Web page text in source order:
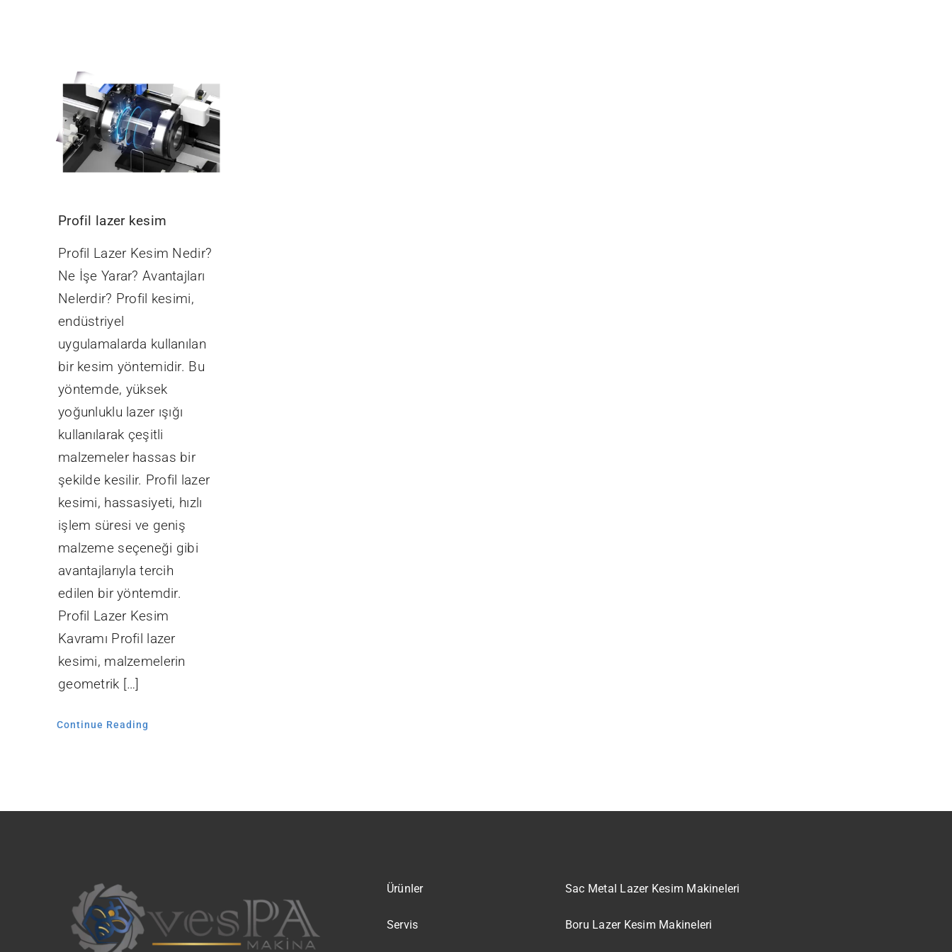
Profil lazer kesim
Profil Lazer Kesim Nedir?
Ne İşe Yarar? Avantajları
Nelerdir? Profil kesimi,
endüstriyel
uygulamalarda kullanılan
bir kesim yöntemidir. Bu
yöntemde, yüksek
yoğunluklu lazer ışığı
kullanılarak çeşitli
malzemeler hassas bir
şekilde kesilir. Profil lazer
kesimi, hassasiyeti, hızlı
işlem süresi ve geniş
malzeme seçeneği gibi
avantajlarıyla tercih
edilen bir yöntemdir.
Profil Lazer Kesim
Kavramı Profil lazer
kesimi, malzemelerin
geometrik […]
Continue Reading
Ürünler
Servis
Sac Metal Lazer Kesim Makineleri
Boru Lazer Kesim Makineleri